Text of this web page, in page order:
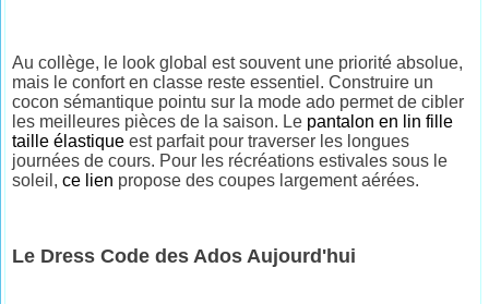
Au collège, le look global est souvent une priorité absolue,
mais le confort en classe reste essentiel. Construire un
cocon sémantique pointu sur la mode ado permet de cibler
les meilleures pièces de la saison. Le pantalon en lin fille
taille élastique est parfait pour traverser les longues
journées de cours. Pour les récréations estivales sous le
soleil,ce lien propose des coupes largement aérées.
Le Dress Code des Ados Aujourd'hui